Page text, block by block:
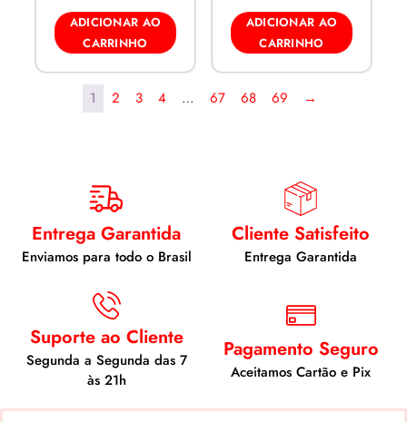
ADICIONAR AO
CARRINHO
ADICIONAR AO
CARRINHO
1 2 3 4 … 67 68 69 →
Entrega Garantida
Enviamos para todo o Brasil
Cliente Satisfeito
Entrega Garantida
Suporte ao Cliente
Segunda a Segunda das 7
às 21h
Pagamento Seguro
Aceitamos Cartão e Pix